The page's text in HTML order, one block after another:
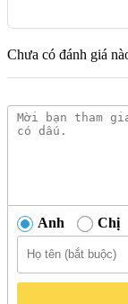
Chưa có đánh giá
Anh Chị